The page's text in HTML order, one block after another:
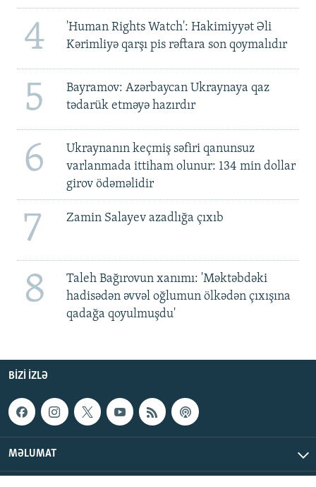
4
'Human Rights Watch': Hakimiyyət Əli
Kərimliyə qarşı pis rəftara son qoymalıdır
5
Bayramov: Azərbaycan Ukraynaya qaz
tədarük etməyə hazırdır
6
Ukraynanın keçmiş səfiri qanunsuz
varlanmada ittiham olunur: 134 min dollar
girov ödəməlidir
7 Zamin Salayev azadlığa çıxıb
8
Taleh Bağırovun xanımı: 'Məktəbdəki
hadisədən əvvəl oğlumun ölkədən çıxışına
qadağa qoyulmuşdu'
BIZI IZLƏ
MƏLUMAT